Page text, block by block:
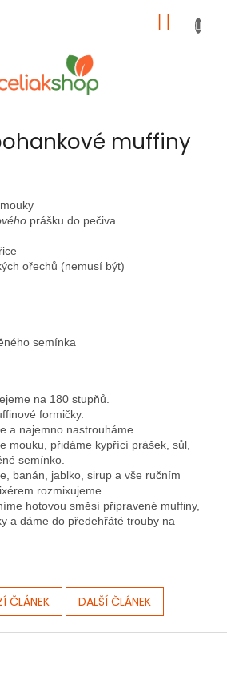
KOŠÍK
muffiny
prášku do pečiva
ořechů (nemusí být)
semínka
na 180 stupňů.
formičky.
a najemno nastrouháme.
mouku, přidáme kypřící prášek, sůl,
semínko.
banán, jablko, sirup a vše ručním
rozmixujeme.
hotovou směsí připravené muffiny,
a dáme do předehřáté trouby na
ČLÁNEK DALŠÍ ČLÁNEK